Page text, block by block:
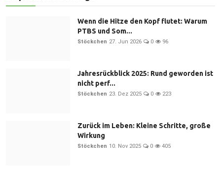
Wenn die Hitze den Kopf flutet: Warum
PTBS und Som...
Stöckchen 27. Jun 2026 0 96
Jahresrückblick 2025: Rund geworden ist
nicht perf...
Stöckchen 23. Dez 2025 0 223
Zurück im Leben: Kleine Schritte, große
Wirkung
Stöckchen 10. Nov 2025 0 405